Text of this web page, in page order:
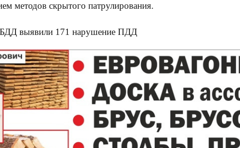
методов скрытого патрулирования.